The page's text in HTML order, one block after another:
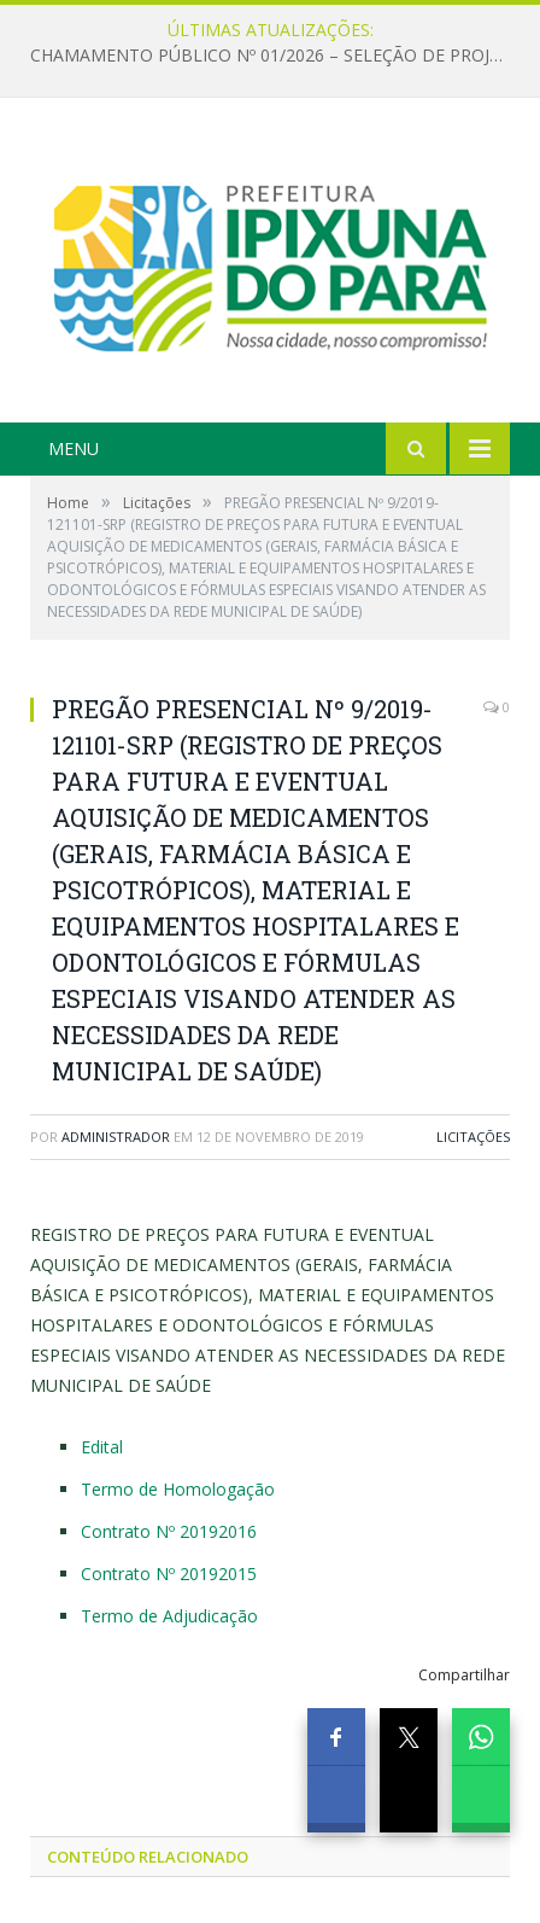
ÚLTIMAS ATUALIZAÇÕES:
CHAMAMENTO PÚBLICO Nº 01/2026 – SELEÇÃO DE PROJETOS PARA FIRMAR TERMO DE EXECUÇÃO CULTURAL COM RECURSOS DA POLÍTICA NACIONAL ALDIR BLANC DE FOMENTO À CULTURA – PNAB (LEI Nº 14.399/2022)
MENU
Home » Licitações »
PREGÃO PRESENCIAL Nº 9/2019-
121101-SRP (REGISTRO DE PREÇOS PARA FUTURA E EVENTUAL
AQUISIÇÃO DE MEDICAMENTOS (GERAIS, FARMÁCIA BÁSICA E
PSICOTRÓPICOS), MATERIAL E EQUIPAMENTOS HOSPITALARES E
ODONTOLÓGICOS E FÓRMULAS ESPECIAIS VISANDO ATENDER AS
NECESSIDADES DA REDE MUNICIPAL DE SAÚDE)
PREGÃO PRESENCIAL Nº 9/2019-
121101-SRP (REGISTRO DE PREÇOS
PARA FUTURA E EVENTUAL
AQUISIÇÃO DE MEDICAMENTOS
(GERAIS, FARMÁCIA BÁSICA E
PSICOTRÓPICOS), MATERIAL E
EQUIPAMENTOS HOSPITALARES E
ODONTOLÓGICOS E FÓRMULAS
ESPECIAIS VISANDO ATENDER AS
NECESSIDADES DA REDE
MUNICIPAL DE SAÚDE)
0
POR ADMINISTRADOR EM 12 DE NOVEMBRO DE 2019 LICITAÇÕES
REGISTRO DE PREÇOS PARA FUTURA E EVENTUAL
AQUISIÇÃO DE MEDICAMENTOS (GERAIS, FARMÁCIA
BÁSICA E PSICOTRÓPICOS), MATERIAL E EQUIPAMENTOS
HOSPITALARES E ODONTOLÓGICOS E FÓRMULAS
ESPECIAIS VISANDO ATENDER AS NECESSIDADES DA REDE
MUNICIPAL DE SAÚDE
Edital
Termo de Homologação
Contrato Nº 20192016
Contrato Nº 20192015
Termo de Adjudicação
Compartilhar
CONTEÚDO RELACIONADO